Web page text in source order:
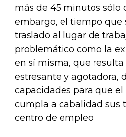
más de 45 minutos sólo
embargo, el tiempo que
traslado al lugar de
problemático como la
en sí misma, que
estresante y agotadora,
capacidades para que
cumpla a cabalidad sus
centro de empleo.